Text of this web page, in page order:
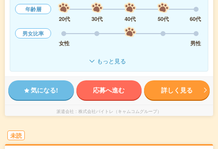
年齢層
20代
30代 40代 50代
60代
男女比率
女性
男性
もっと見る
気になる! 応募へ進む 詳しく見る
派遣会社 株式会社バイトレ（キャムコムグループ）
未読